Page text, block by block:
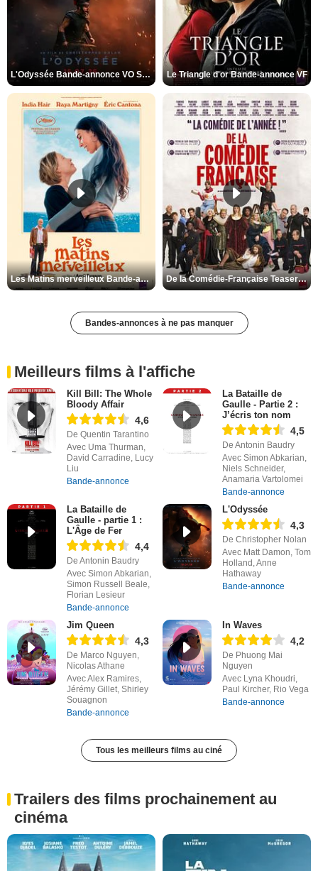
L'Odyssée Bande-annonce VO STFR Le Triangle d'or Bande-annonce VF
Les Matins merveilleux Bande-annonce VF De la Comédie-Française Teaser VF
Bandes-annonces à ne pas manquer
Meilleurs films à l'affiche
Kill Bill: The Whole
Bloody Affair
4,6
De Quentin Tarantino
Avec Uma Thurman,
David Carradine, Lucy
Liu
Bande-annonce
La Bataille de
Gaulle - Partie 2 :
J’écris ton nom
4,5
De Antonin Baudry
Avec Simon Abkarian,
Niels Schneider,
Anamaria Vartolomei
Bande-annonce
La Bataille de
Gaulle - partie 1 :
L'Âge de Fer
4,4
De Antonin Baudry
Avec Simon Abkarian,
Simon Russell Beale,
Florian Lesieur
Bande-annonce
L'Odyssée
4,3
De Christopher Nolan
Avec Matt Damon, Tom
Holland, Anne
Hathaway
Bande-annonce
Jim Queen
4,3
De Marco Nguyen,
Nicolas Athane
Avec Alex Ramires,
Jérémy Gillet, Shirley
Souagnon
Bande-annonce
In Waves
4,2
De Phuong Mai
Nguyen
Avec Lyna Khoudri,
Paul Kircher, Rio Vega
Bande-annonce
Tous les meilleurs films au ciné
Trailers des films prochainement au
cinéma